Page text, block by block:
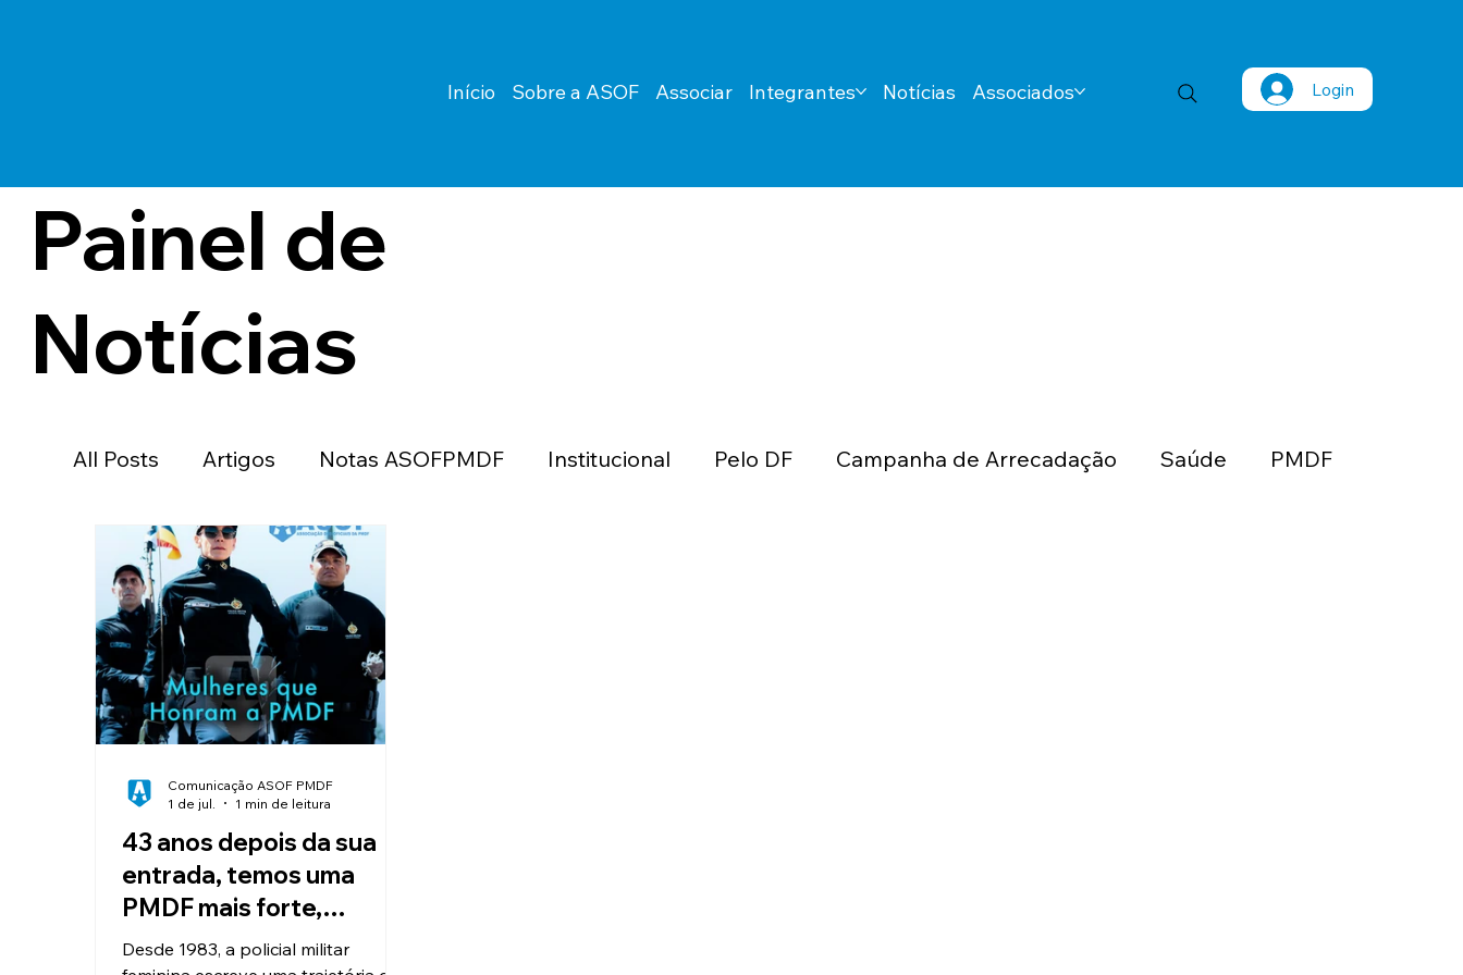
Início Sobre a ASOF Associar Integrantes Notícias Associados Login
Painel de
Notícias
All Posts Artigos Notas ASOFPMDF Institucional Pelo DF Campanha de Arrecadação Saúde PMDF
Clube de Vantagens
Valorização e Reconhecimento
Reajuste Salarial Convênios
43 anos depois da sua
entrada, temos uma
PMDF mais forte,
moderna e preparada
Desde 1983, a policial militar
Comunicação ASOF PMDF
1 de jul.
1 min de leitura